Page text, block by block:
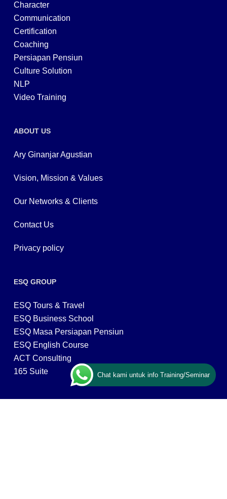
Character
Communication
Certification
Coaching
Persiapan Pensiun
Culture Solution
NLP
Video Training
ABOUT US
Ary Ginanjar Agustian
Vision, Mission & Values
Our Networks & Clients
Contact Us
Privacy policy
ESQ GROUP
ESQ Tours & Travel
ESQ Business School
ESQ Masa Persiapan Pensiun
ESQ English Course
ACT Consulting
165 Suite
Chat kami untuk info Training/Seminar